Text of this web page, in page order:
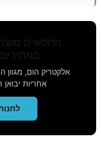
מחפשים
אלקטריק הום, מגוון
אחריות